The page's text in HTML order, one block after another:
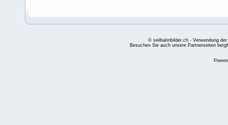
© seilbahnbilder.ch - Verwendung
Besuchen Sie auch unsere Partnerseiten